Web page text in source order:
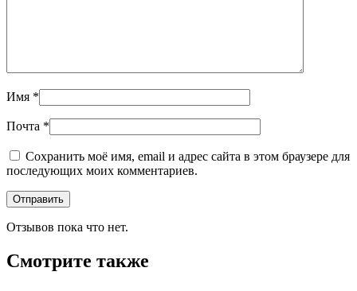
Имя *
Почта *
Сохранить моё имя, email и адрес сайта в этом браузере для
последующих моих комментариев.
Отзывов пока что нет.
Смотрите также